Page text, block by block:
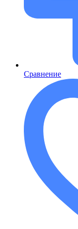
Сравнение